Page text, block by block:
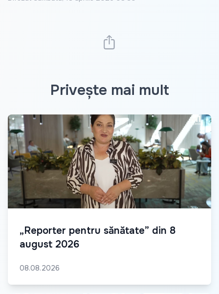
Privește mai mult
„Reporter pentru sănătate” din 8
august 2026
08.08.2026